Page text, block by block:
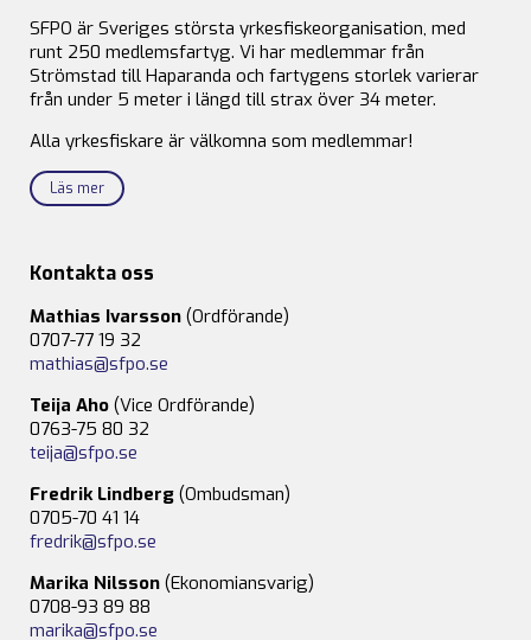
SFPO är Sveriges största yrkesfiskeorganisation, med
runt 250 medlemsfartyg. Vi har medlemmar från
Strömstad till Haparanda och fartygens storlek varierar
från under 5 meter i längd till strax över 34 meter.
Alla yrkesfiskare är välkomna som medlemmar!
Läs mer
Kontakta oss
Mathias Ivarsson (Ordförande)
0707-77 19 32
mathias@sfpo.se
Teija Aho (Vice Ordförande)
0763-75 80 32
teija@sfpo.se
Fredrik Lindberg (Ombudsman)
0705-70 41 14
fredrik@sfpo.se
Marika Nilsson (Ekonomiansvarig)
0708-93 89 88
marika@sfpo.se